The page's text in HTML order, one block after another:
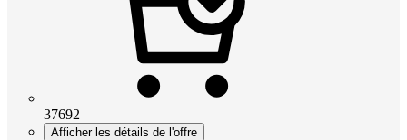
37692
Afficher les détails de l'offre